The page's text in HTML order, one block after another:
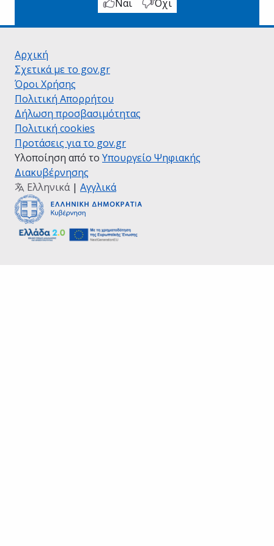
Ναι
Όχι
Αρχική
Σχετικά με το gov.gr
Όροι Χρήσης
Πολιτική Απορρήτου
Δήλωση προσβασιμότητας
Πολιτική cookies
Προτάσεις για το gov.gr
Υλοποίηση από το Υπουργείο Ψηφιακής
Διακυβέρνησης
Ελληνικά | Αγγλικά